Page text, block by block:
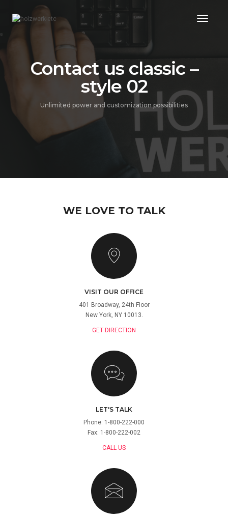
Contact us classic –
style 02
Unlimited power and customization possibilities
WE LOVE TO TALK
VISIT OUR OFFICE
401 Broadway, 24th Floor
New York, NY 10013.
GET DIRECTION
LET'S TALK
Phone: 1-800-222-000
Fax: 1-800-222-002
CALL US